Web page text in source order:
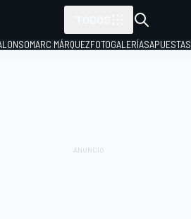
MARC MÁRQUEZFOTOGALERÍASAPUESTAS